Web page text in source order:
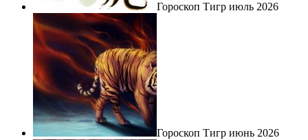
Гороскоп Тигр июль 2026
Гороскоп Тигр июнь 2026